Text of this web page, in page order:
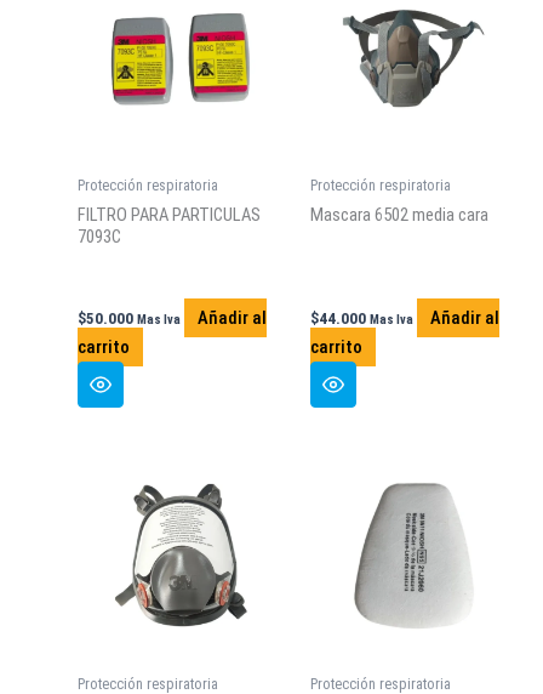
Protección respiratoria
FILTRO PARA PARTICULAS
7093C
$50.000 Mas Iva
Añadir al
carrito
Protección respiratoria
Mascara 6502 media cara
$44.000 Mas Iva
Añadir al
carrito
Protección respiratoria Protección respiratoria